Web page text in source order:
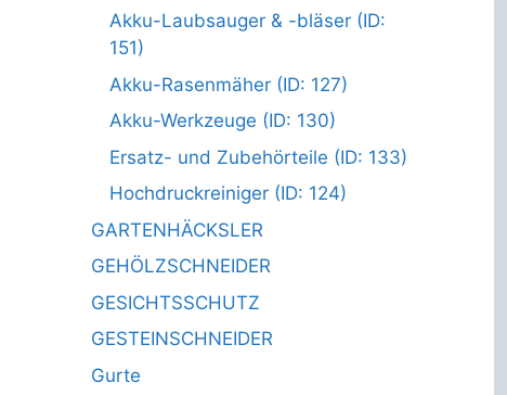
Akku-Laubsauger & -bläser (ID:
151)
Akku-Rasenmäher (ID: 127)
Akku-Werkzeuge (ID: 130)
Ersatz- und Zubehörteile (ID: 133)
Hochdruckreiniger (ID: 124)
GARTENHÄCKSLER
GEHÖLZSCHNEIDER
GESICHTSSCHUTZ
GESTEINSCHNEIDER
Gurte